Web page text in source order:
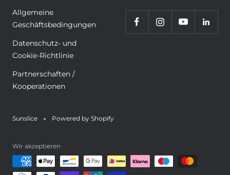
Allgemeine
Geschäftsbedingungen
Datenschutz- und
Cookie-Richtlinie
Partnerschaften /
Kooperationen
Sunslice Powered by Shopify
Wir akzeptieren